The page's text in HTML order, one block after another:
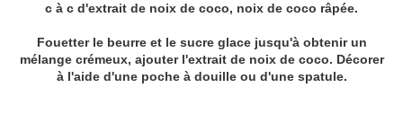
c à c d'extrait de noix de coco, noix de coco râpée.
Fouetter le beurre et le sucre glace jusqu'à obtenir un
mélange crémeux, ajouter l'extrait de noix de coco. Décorer
à l'aide d'une poche à douille ou d'une spatule.